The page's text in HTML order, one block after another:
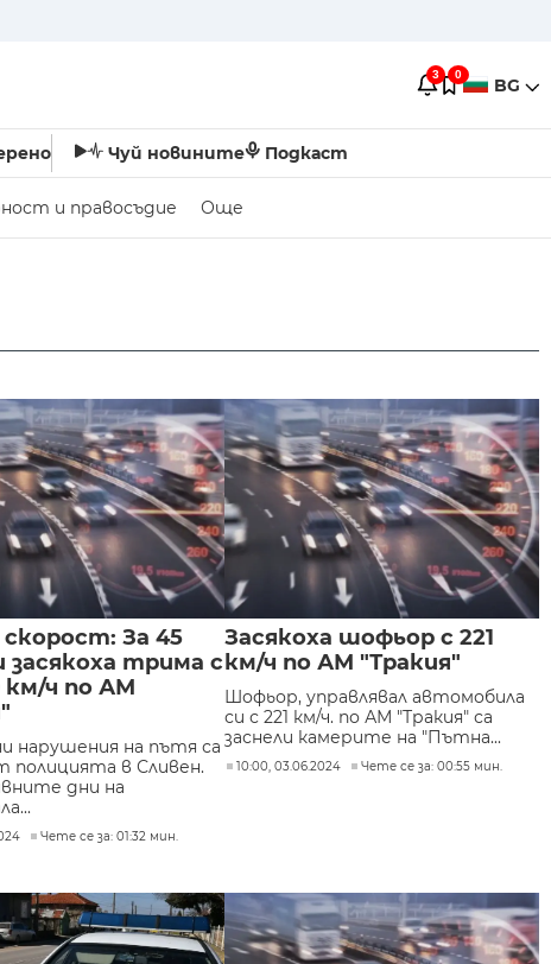
3 0 BG
Чуй новините Подкаст
и правосъдие Още
скорост: За 45
трима с
км/ч по АМ
нарушения на пътя са
полицията в Сливен.
дни на
Чете се за: 01:32 мин.
Засякоха шофьор с 221
км/ч по АМ "Тракия"
Шофьор, управлявал автомобила
си с 221 км/ч. по АМ "Тракия" са
заснели камерите на "Пътна...
10:00, 03.06.2024 Чете се за: 00:55 мин.